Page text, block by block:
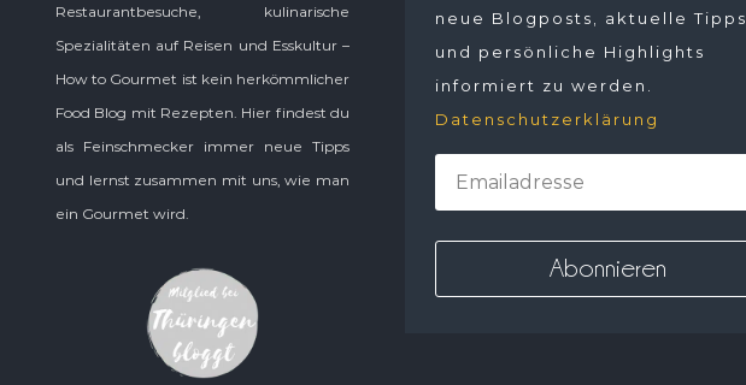
Restaurantbesuche, kulinarische
Spezialitäten auf Reisen und Esskultur –
How to Gourmet ist kein herkömmlicher
Food Blog mit Rezepten. Hier findest du
als Feinschmecker immer neue Tipps
und lernst zusammen mit uns, wie man
ein Gourmet wird.
neue Blogposts, aktuelle Tipps
und persönliche Highlights
informiert zu werden.
Datenschutzerklärung